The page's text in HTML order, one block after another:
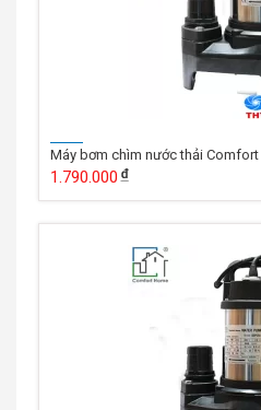
Máy bơm chìm nước thải Comfort
1.790.000